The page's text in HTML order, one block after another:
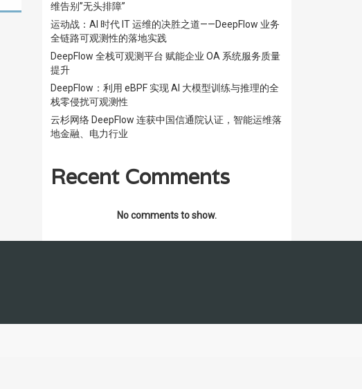
维告别”无头排障”
运动战：AI 时代 IT 运维的决胜之道——DeepFlow 业务
全链路可观测性的落地实践
DeepFlow 全栈可观测平台 赋能企业 OA 系统服务质量
提升
DeepFlow：利用 eBPF 实现 AI 大模型训练与推理的全
栈零侵扰可观测性
云杉网络 DeepFlow 连获中国信通院认证，智能运维落
地金融、电力行业
Recent Comments
No comments to show.